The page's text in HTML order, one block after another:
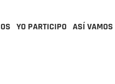
YO PARTICIPO ASÍ VAMOS